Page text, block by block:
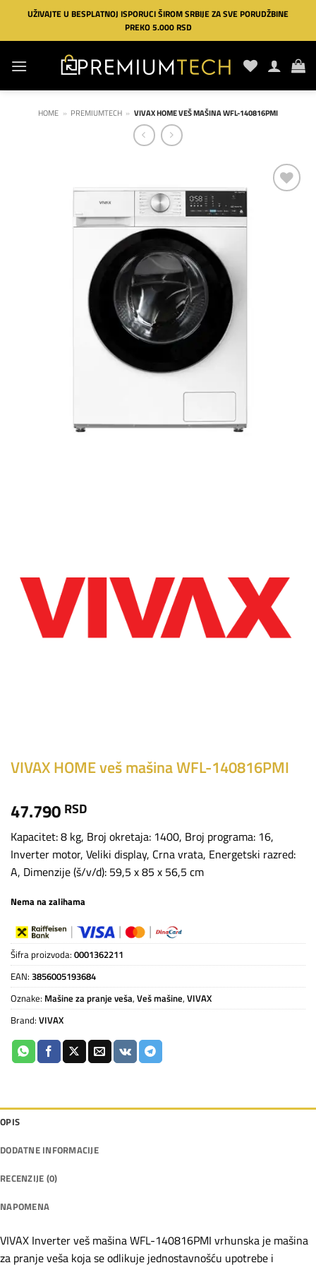
Preskoči
sadržaj
UŽIVAJTE U BESPLATNOJ ISPORUCI ŠIROM SRBIJE ZA SVE PORUDŽBINE
PREKO 5.000 RSD
HOME » PREMIUMTECH » VIVAX HOME VEŠ MAŠINA WFL-140816PMI
VIVAX HOME veš mašina WFL-140816PMI
47.790 RSD
Kapacitet: 8 kg, Broj okretaja: 1400, Broj programa: 16,
Inverter motor, Veliki display, Crna vrata, Energetski razred:
A, Dimenzije (š/v/d): 59,5 x 85 x 56,5 cm
Nema na zalihama
Šifra proizvoda: 0001362211
EAN: 3856005193684
Oznake: Mašine za pranje veša, Veš mašine, VIVAX
Brand: VIVAX
OPIS
DODATNE INFORMACIJE
RECENZIJE (0)
NAPOMENA
VIVAX Inverter veš mašina WFL-140816PMI vrhunska je mašina
za pranje veša koja se odlikuje jednostavnošću upotrebe i